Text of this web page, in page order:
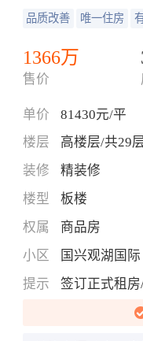
品质改善 唯一住房
1366万
售价
单价 81430元/平
楼层
高楼层/共29
装修
精装修
楼型
板楼
权属
商品房
小区
国兴观湖国
提示
签订正式租